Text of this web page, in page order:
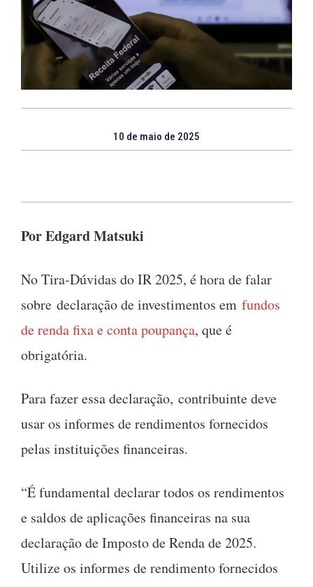
10 de maio de 2025
Por Edgard Matsuki
No Tira-Dúvidas do IR 2025, é hora de falar
sobre declaração de investimentos em fundos
de renda fixa e conta poupança, que é
obrigatória.
Para fazer essa declaração, contribuinte deve
usar os informes de rendimentos fornecidos
pelas instituições financeiras.
“É fundamental declarar todos os rendimentos
e saldos de aplicações financeiras na sua
declaração de Imposto de Renda de 2025.
Utilize os informes de rendimento fornecidos